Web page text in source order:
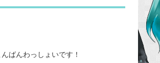
ばんわっしょいです！